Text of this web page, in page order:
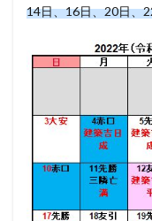
14日、16日、20日、